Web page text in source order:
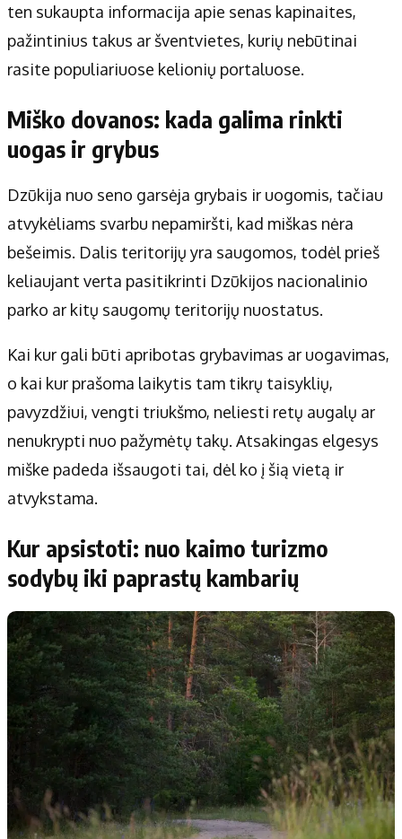
ten sukaupta informacija apie senas kapinaites,
pažintinius takus ar šventvietes, kurių nebūtinai
rasite populiariuose kelionių portaluose.
Miško dovanos: kada galima rinkti
uogas ir grybus
Dzūkija nuo seno garsėja grybais ir uogomis, tačiau
atvykėliams svarbu nepamiršti, kad miškas nėra
bešeimis. Dalis teritorijų yra saugomos, todėl prieš
keliaujant verta pasitikrinti Dzūkijos nacionalinio
parko ar kitų saugomų teritorijų nuostatus.
Kai kur gali būti apribotas grybavimas ar uogavimas,
o kai kur prašoma laikytis tam tikrų taisyklių,
pavyzdžiui, vengti triukšmo, neliesti retų augalų ar
nenukrypti nuo pažymėtų takų. Atsakingas elgesys
miške padeda išsaugoti tai, dėl ko į šią vietą ir
atvykstama.
Kur apsistoti: nuo kaimo turizmo
sodybų iki paprastų kambarių